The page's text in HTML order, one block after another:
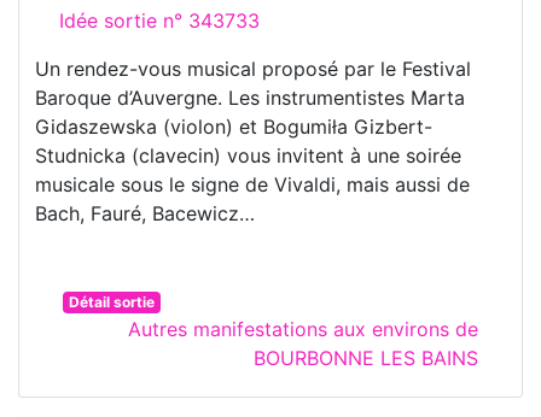
Idée sortie n° 343733
Un rendez-vous musical proposé par le Festival
Baroque d’Auvergne. Les instrumentistes Marta
Gidaszewska (violon) et Bogumiła Gizbert-
Studnicka (clavecin) vous invitent à une soirée
musicale sous le signe de Vivaldi, mais aussi de
Bach, Fauré, Bacewicz…
Détail sortie
Autres manifestations aux environs de
BOURBONNE LES BAINS